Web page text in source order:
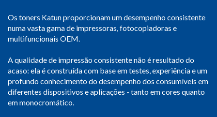
Os toners Katun proporcionam um desempenho consistente
numa vasta gama de impressoras, fotocopiadoras e
multifuncionais OEM.
A qualidade de impressão consistente não é resultado do
acaso: ela é construída com base em testes, experiência e um
profundo conhecimento do desempenho dos consumíveis em
diferentes dispositivos e aplicações - tanto em cores quanto
em monocromático.